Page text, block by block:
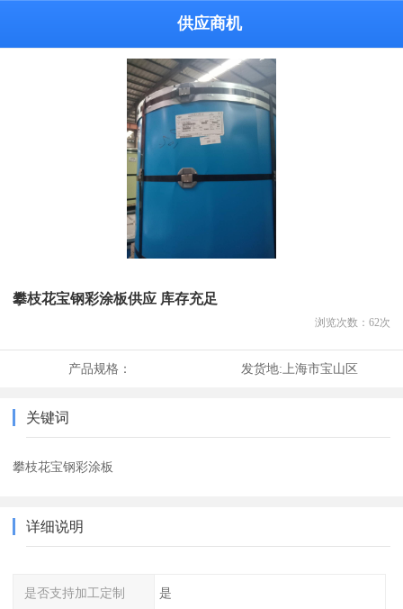
供应商机
攀枝花宝钢彩涂板供应 库存充足
浏览次数： 62次
产品规格： 发货地:上海市宝山区
关键词
攀枝花宝钢彩涂板
详细说明
是否支持加工定制 是